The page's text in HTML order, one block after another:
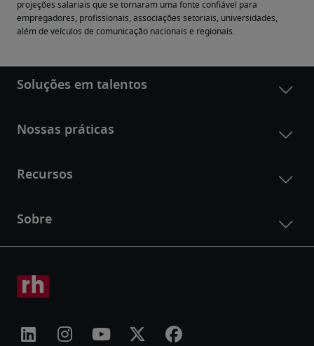
projeções salariais que se tornaram uma fonte confiável para
empregadores, profissionais, associações setoriais, universidades,
além de veículos de comunicação nacionais e regionais.